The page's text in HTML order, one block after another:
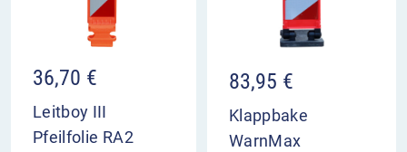
36,70 €
Leitboy III
Pfeilfolie RA2
83,95 €
Klappbake
WarnMax